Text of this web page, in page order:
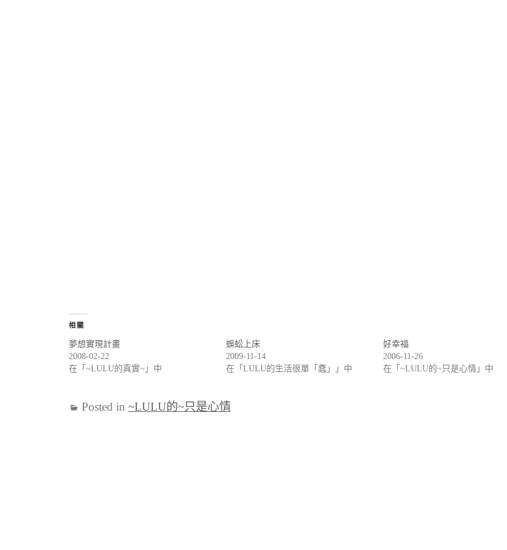
相關
夢想實現計畫
2008-02-22
在「~LULU的真實~」中
蜈蚣上床
2009-11-14
在「LULU的生活很單「蠢」」中
好幸福
2006-11-26
在「~LULU的~只是心情」中
Posted in ~LULU的~只是心情